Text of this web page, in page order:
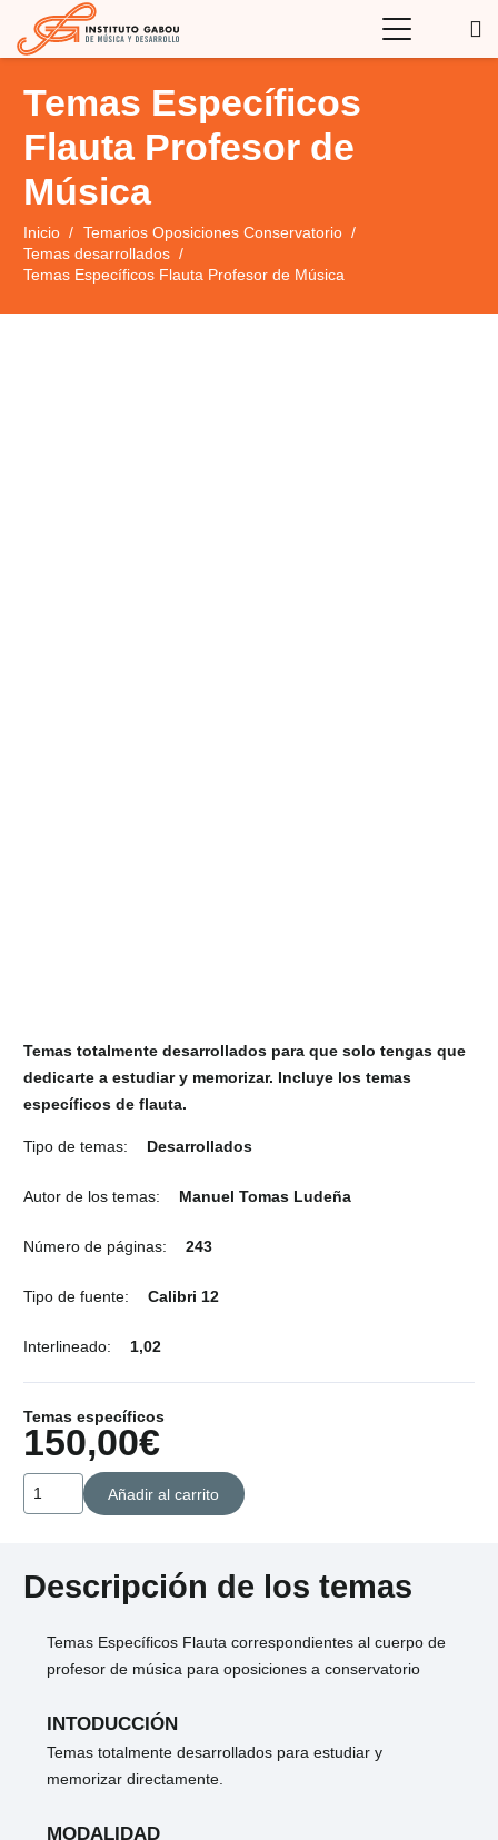
Temas Específicos
Flauta Profesor de
Música
Inicio / Temarios Oposiciones Conservatorio /
Temas desarrollados /
Temas Específicos Flauta Profesor de Música
Temas totalmente desarrollados para que solo tengas que
dedicarte a estudiar y memorizar. Incluye los temas
específicos de flauta.
Tipo de temas: Desarrollados
Autor de los temas: Manuel Tomas Ludeña
Número de páginas: 243
Tipo de fuente: Calibri 12
Interlineado: 1,02
Temas específicos
150,00€
Temas
Específicos
de
cantidad
Añadir al carrito
Descripción de los temas
Temas Específicos Flauta correspondientes al cuerpo de
profesor de música para oposiciones a conservatorio
INTODUCCIÓN
Temas totalmente desarrollados para estudiar y
memorizar directamente.
MODALIDAD